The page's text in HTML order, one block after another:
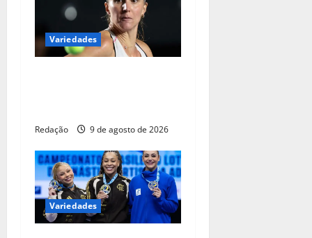
Variedades
Redação 9 de agosto de 2026
Variedades